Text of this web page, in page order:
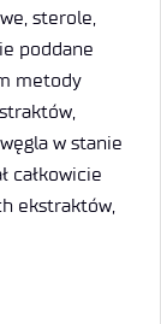
sterole,
poddane
metody
w stanie
całkowicie
ekstraktów,